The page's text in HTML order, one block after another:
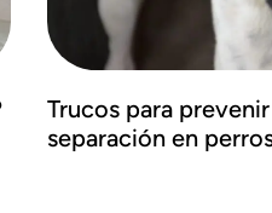
Trucos para
separación en